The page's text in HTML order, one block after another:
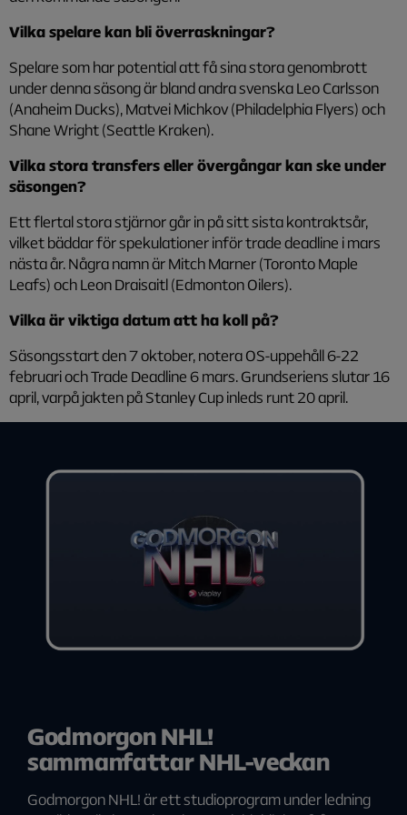
Vilka spelare kan bli överraskningar?
Spelare som har potential att få sina stora genombrott
under denna säsong är bland andra svenska Leo Carlsson
(Anaheim Ducks), Matvei Michkov (Philadelphia Flyers) och
Shane Wright (Seattle Kraken).
Vilka stora transfers eller övergångar kan ske under
säsongen?
Ett flertal stora stjärnor går in på sitt sista kontraktsår,
vilket bäddar för spekulationer inför trade deadline i mars
nästa år. Några namn är Mitch Marner (Toronto Maple
Leafs) och Leon Draisaitl (Edmonton Oilers).
Vilka är viktiga datum att ha koll på?
Säsongsstart den 7 oktober, notera OS-uppehåll 6-22
februari och Trade Deadline 6 mars. Grundseriens slutar 16
april, varpå jakten på Stanley Cup inleds runt 20 april.
Godmorgon NHL!
sammanfattar NHL-veckan
Godmorgon NHL! är ett studioprogram under ledning